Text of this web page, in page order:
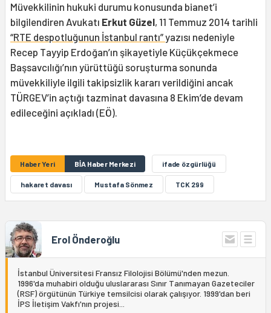
Müvekkilinin hukuki durumu konusunda bianet’i
bilgilendiren Avukatı Erkut Güzel, 11 Temmuz 2014 tarihli
“RTE despotluğunun İstanbul rantı”yazısı nedeniyle
Recep Tayyip Erdoğan’ın şikayetiyle Küçükçekmece
Başsavcılığı’nın yürüttüğü soruşturma sonunda
müvekkiliyle ilgili takipsizlik kararı verildiğini ancak
TÜRGEV’in açtığı tazminat davasına 8 Ekim’de devam
edileceğini açıkladı (EÖ).
Haber Yeri BİA Haber Merkezi ifade özgürlüğü
hakaret davası Mustafa Sönmez TCK 299
Erol Önderoğlu
İstanbul Üniversitesi Fransız Filolojisi Bölümü'nden mezun.
1996'da muhabiri olduğu uluslararası Sınır Tanımayan Gazeteciler
(RSF) örgütünün Türkiye temsilcisi olarak çalışıyor. 1999'dan beri
İPS İletişim Vakfı'nın projesi...